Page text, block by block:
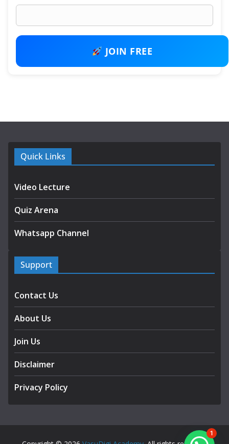
JOIN FREE
Quick Links
Video Lecture
Quiz Arena
Whatsapp Channel
Support
Contact Us
About Us
Join Us
Disclaimer
Privacy Policy
1